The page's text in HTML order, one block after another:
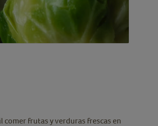
comer frutas y verduras frescas en